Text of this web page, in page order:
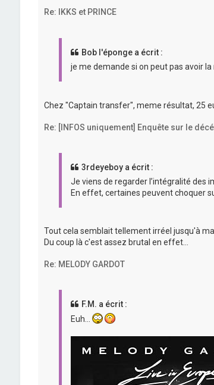
Re: IKKS et PRINCE
Bob l'éponge a écrit :
je me demande si on peut pas avoir
Chez "Captain transfer", meme résultat, 25
Re: [INFOS uniquement] Enquête sur le
3rdeyeboy a écrit :
Je viens de regarder l’intégralité des
En effet, certaines peuvent choquer
Tout cela semblait tellement irréel jusqu'à
Du coup là c'est assez brutal en effet...
Re: MELODY GARDOT
F.M. a écrit :
Euh...